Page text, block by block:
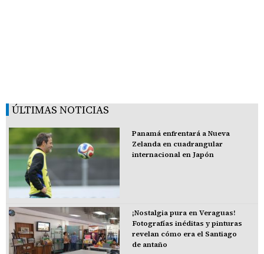
ÚLTIMAS NOTICIAS
Panamá enfrentará a Nueva
Zelanda en cuadrangular
internacional en Japón
¡Nostalgia pura en Veraguas!
Fotografías inéditas y pinturas
revelan cómo era el Santiago
de antaño